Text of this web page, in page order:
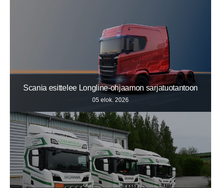
Scania esittelee Longline-ohjaamon sarjatuotantoon
05 elok. 2026